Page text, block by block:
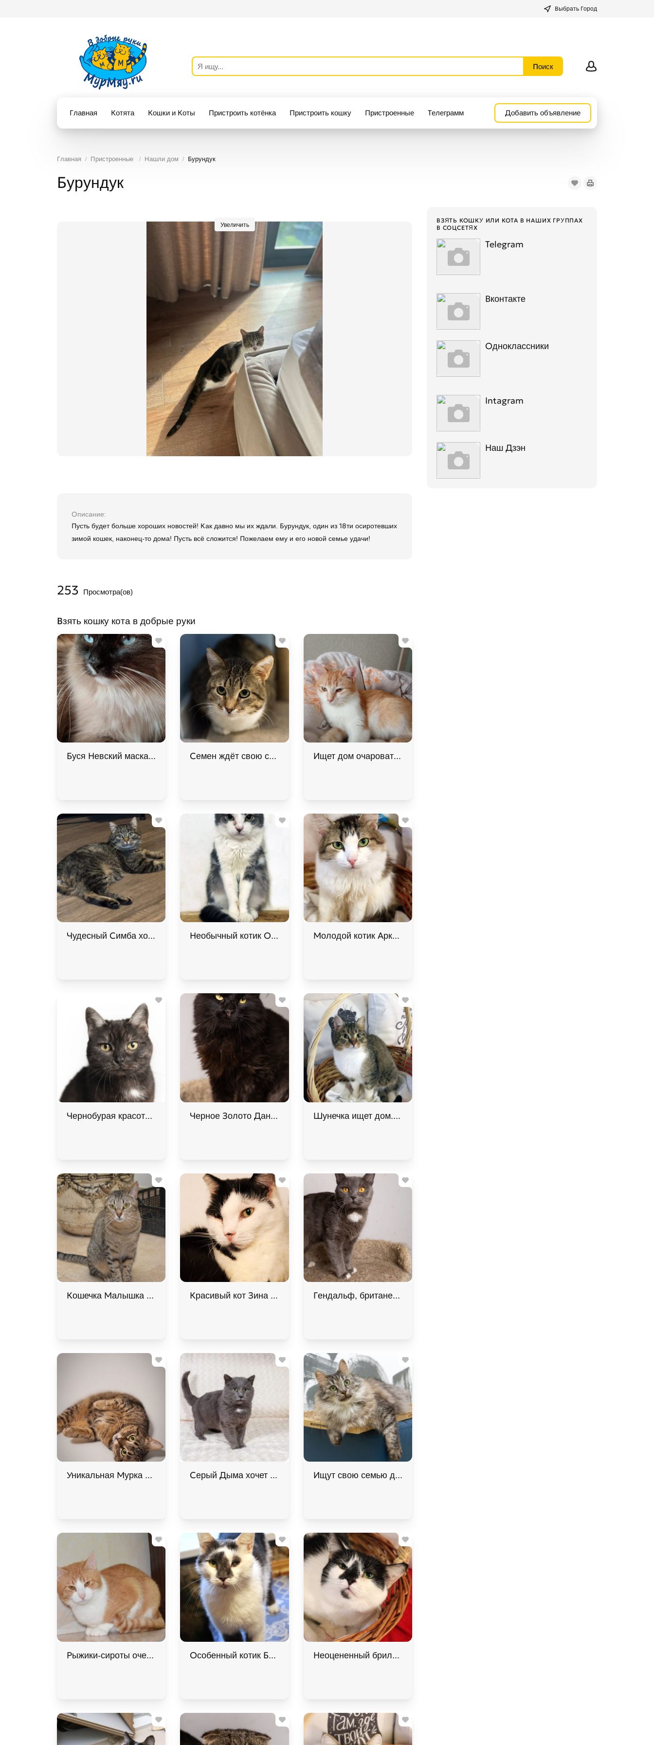
Выбрать Город
Главная Котята Кошки и Коты Пристроить котёнка Пристроить кошку Пристроенные Телеграмм Добавить объявление
Главная Пристроенные Нашли дом Бурундук
Бурундук
ВЗЯТЬ КОШКУ ИЛИ КОТА В НАШИХ ГРУППАХ
В СОЦСЕТЯХ
Telegram
Вконтакте
Одноклассники
Intagram
Наш Дзэн
Увеличить
Описание
Пусть будет больше хороших новостей! Как давно мы их ждали. Бурундук, один из 18ти осиротевших
зимой кошек, наконец-то дома! Пусть всё сложится! Пожелаем ему и его новой семье удачи!
253 Просмотра(ов)
Взять кошку кота в добрые руки
Буся Невский маскарадный котик-сирота в дар!
Семен ждёт свою семью Ищет дом очаровательная девочка котенок Мартина. В дар!, котенок 9 месяцев
Чудесный Симба хочет подарить любовь. В дар!Необычный котик Омлет ищет дом. В дар!Молодой котик Аркадий в добрые руки
Чернобурая красотка Шанель Черное Золото Данила ищет дом. В дар!Шунечка ищет дом. В хорошие руки
Кошечка Малышка ищет дом В хорошие рукиКрасивый кот Зина ищет дом в хорошие руки, Черный с белым, Котельники, Кот в добрые руки
Гендальф, британец, особенный котик. В дар!, Голубой, Котельники, Кот в добрые
Уникальная Мурка из МурМяу ищет дом. В дар! , Табби, Котельники, Кошка в хорошие руки
Серый Дыма хочет домой. В дар! , Дымчатый, Котельники, Кот в добрые руки
Ищут свою семью два "пушистых облака", братик и сестренка, Тиль и Шарлотта.,
Рыжики-сироты очень хотят домой! В дар!, Рыжий с белым, Одинцово, Кот в добрые руки
Особенный котик Барсик ищет дом. В дар! , Серый с белым, Котельники, Кот в добрые руки
Неоцененный бриллиант Брю ищет дом. В дар! , Черный с белым, Котельники,